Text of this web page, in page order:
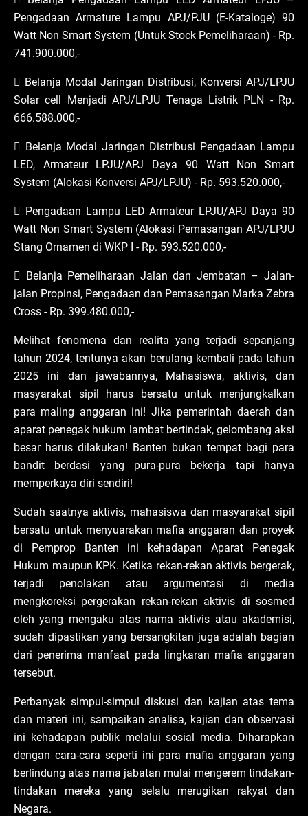
Pengadaan Armature Lampu APJ/PJU (E-Kataloge) 90
Watt Non Smart System (Untuk Stock Pemeliharaan) - Rp.
741.900.000,-
 Belanja Modal Jaringan Distribusi, Konversi APJ/LPJU
Solar cell Menjadi APJ/LPJU Tenaga Listrik PLN - Rp.
666.588.000,-
 Belanja Modal Jaringan Distribusi Pengadaan Lampu
LED, Armateur LPJU/APJ Daya 90 Watt Non Smart
System (Alokasi Konversi APJ/LPJU) - Rp. 593.520.000,-
 Pengadaan Lampu LED Armateur LPJU/APJ Daya 90
Watt Non Smart System (Alokasi Pemasangan APJ/LPJU
Stang Ornamen di WKP I - Rp. 593.520.000,-
 Belanja Pemeliharaan Jalan dan Jembatan – Jalan-
jalan Propinsi, Pengadaan dan Pemasangan Marka Zebra
Cross - Rp. 399.480.000,-
Melihat fenomena dan realita yang terjadi sepanjang
tahun 2024, tentunya akan berulang kembali pada tahun
2025 ini dan jawabannya, Mahasiswa, aktivis, dan
masyarakat sipil harus bersatu untuk menjungkalkan
para maling anggaran ini! Jika pemerintah daerah dan
aparat penegak hukum lambat bertindak, gelombang aksi
besar harus dilakukan! Banten bukan tempat bagi para
bandit berdasi yang pura-pura bekerja tapi hanya
memperkaya diri sendiri!
Sudah saatnya aktivis, mahasiswa dan masyarakat sipil
bersatu untuk menyuarakan mafia anggaran dan proyek
di Pemprop Banten ini kehadapan Aparat Penegak
Hukum maupun KPK. Ketika rekan-rekan aktivis bergerak,
terjadi penolakan atau argumentasi di media
mengkoreksi pergerakan rekan-rekan aktivis di sosmed
oleh yang mengaku atas nama aktivis atau akademisi,
sudah dipastikan yang bersangkitan juga adalah bagian
dari penerima manfaat pada lingkaran mafia anggaran
tersebut.
Perbanyak simpul-simpul diskusi dan kajian atas tema
dan materi ini, sampaikan analisa, kajian dan observasi
ini kehadapan publik melalui sosial media. Diharapkan
dengan cara-cara seperti ini para mafia anggaran yang
berlindung atas nama jabatan mulai mengerem tindakan-
tindakan mereka yang selalu merugikan rakyat dan
Negara.